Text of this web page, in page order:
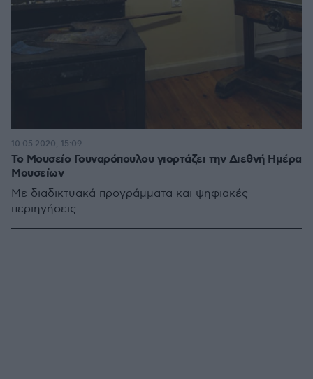
Το Μουσείο Γουναρόπουλου γιορτάζει την Διεθνή Ημέρα
Μουσείων
Με διαδικτυακά προγράμματα και ψηφιακές
περιηγήσεις
10.05.2020, 15:09